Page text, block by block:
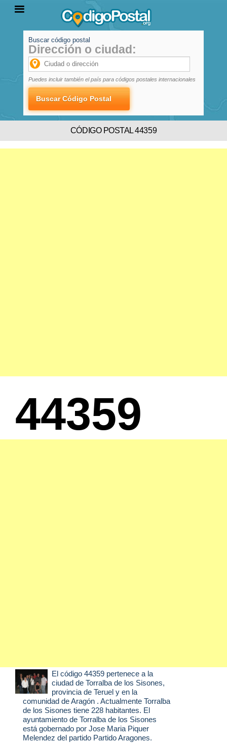
PROVINCIAS
LOCALIDADES
Buscar código postal
Dirección o ciudad:
Puedes incluir también el país para códigos postales internacionales
CÓDIGO POSTAL 44359
44359
El código 44359 pertenece a la
ciudad de Torralba de los Sisones,
provincia de Teruel y en la
comunidad de Aragón . Actualmente Torralba
de los Sisones tiene 228 habitantes. El
ayuntamiento de Torralba de los Sisones
está gobernado por Jose Maria Piquer
Melendez del partido Partido Aragones.